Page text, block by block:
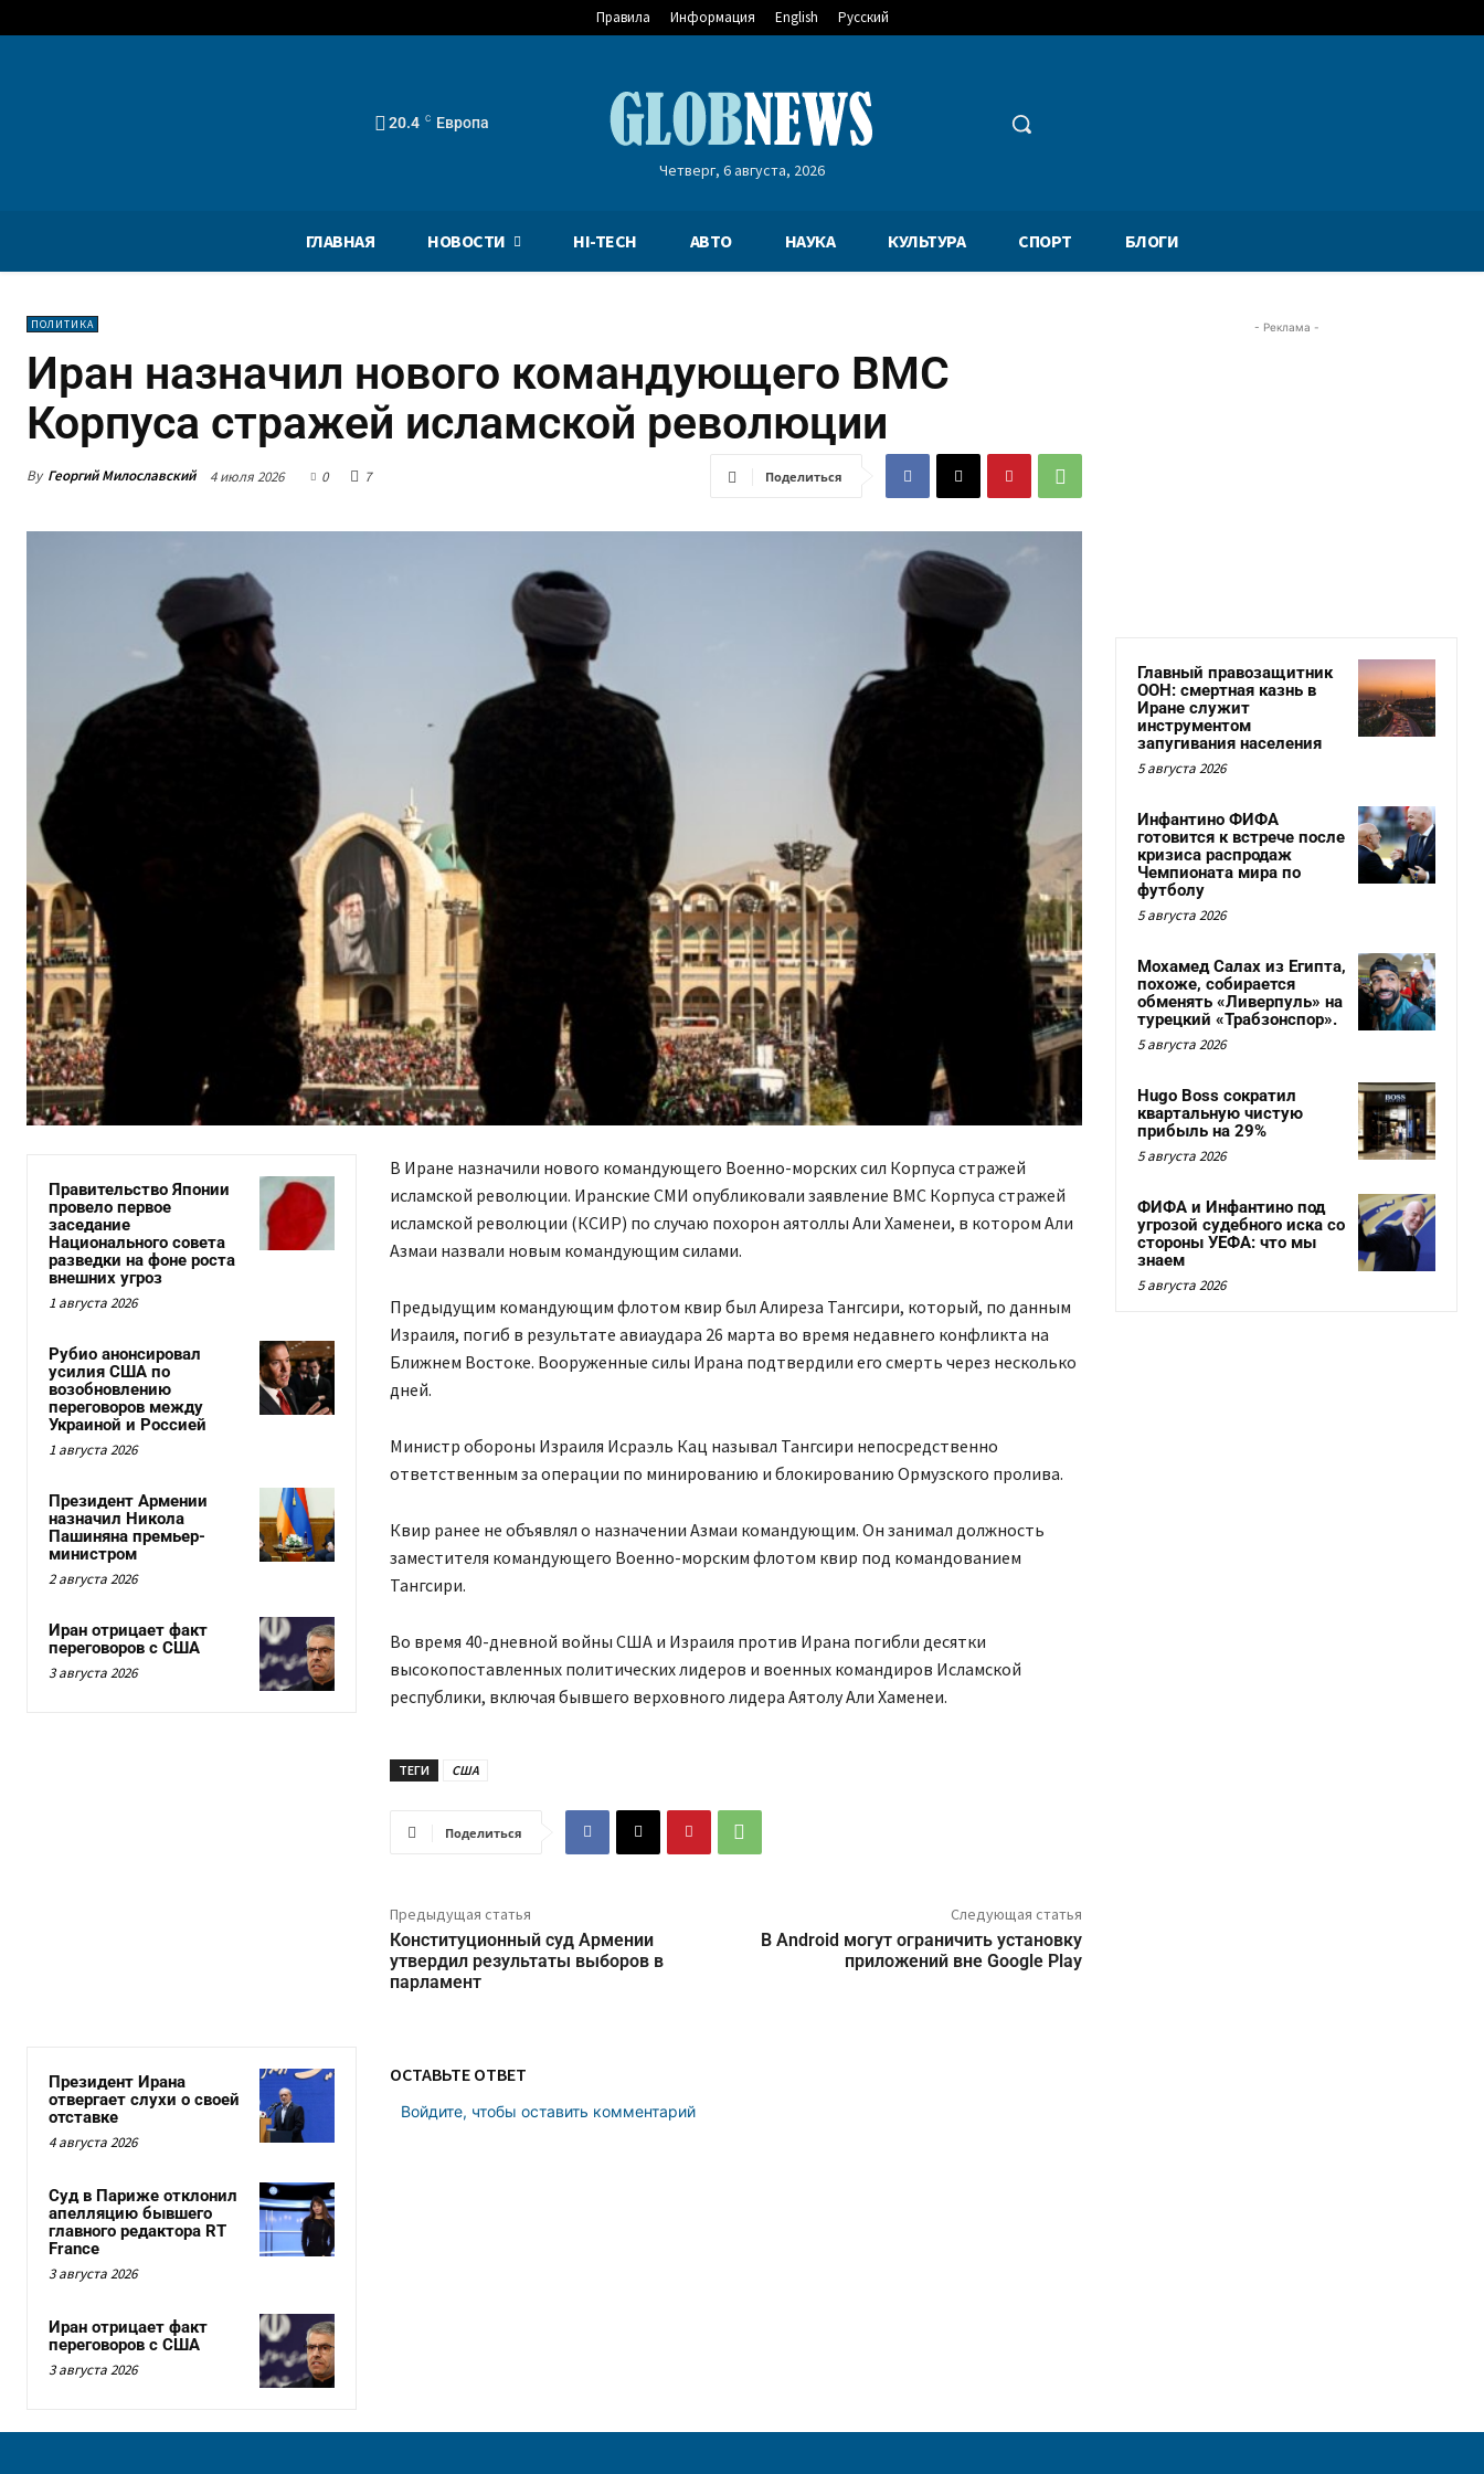
Правила Информация English Русский
20.4 C Европа
Четверг, 6 августа, 2026
ГЛАВНАЯ НОВОСТИ HI-TECH АВТО НАУКА КУЛЬТУРА СПОРТ БЛОГИ
ПОЛИТИКА
Иран назначил нового командующего ВМС
Корпуса стражей исламской революции
By Георгий Милославский 4 июля 2026 0 7 Поделиться
Правительство Японии
провело первое
заседание
Национального совета
разведки на фоне роста
внешних угроз
1 августа 2026
Рубио анонсировал
усилия США по
возобновлению
переговоров между
Украиной и Россией
1 августа 2026
Президент Армении
назначил Никола
Пашиняна премьер-
министром
2 августа 2026
Иран отрицает факт
переговоров с США
3 августа 2026
В Иране назначили нового командующего Военно-морских сил Корпуса стражей
исламской революции. Иранские СМИ опубликовали заявление ВМС Корпуса стражей
исламской революции (КСИР) по случаю похорон аятоллы Али Хаменеи, в котором Али
Азмаи назвали новым командующим силами.
Предыдущим командующим флотом квир был Алиреза Тангсири, который, по данным
Израиля, погиб в результате авиаудара 26 марта во время недавнего конфликта на
Ближнем Востоке. Вооруженные силы Ирана подтвердили его смерть через несколько
дней.
Министр обороны Израиля Исраэль Кац называл Тангсири непосредственно
ответственным за операции по минированию и блокированию Ормузского пролива.
Квир ранее не объявлял о назначении Азмаи командующим. Он занимал должность
заместителя командующего Военно-морским флотом квир под командованием
Тангсири.
Во время 40-дневной войны США и Израиля против Ирана погибли десятки
высокопоставленных политических лидеров и военных командиров Исламской
республики, включая бывшего верховного лидера Аятолу Али Хаменеи.
ТЕГИ США
Поделиться
Предыдущая статья
Конституционный суд Армении
утвердил результаты выборов в
парламент
Следующая статья
В Android могут ограничить установку
приложений вне Google Play
Президент Ирана
отвергает слухи о своей
отставке
4 августа 2026
Суд в Париже отклонил
апелляцию бывшего
главного редактора RT
France
3 августа 2026
Иран отрицает факт
переговоров с США
3 августа 2026
ОСТАВЬТЕ ОТВЕТ
Войдите, чтобы оставить комментарий
- Реклама -
Главный правозащитник
ООН: смертная казнь в
Иране служит
инструментом
запугивания населения
5 августа 2026
Инфантино ФИФА
готовится к встрече после
кризиса распродаж
Чемпионата мира по
футболу
5 августа 2026
Мохамед Салах из Египта,
похоже, собирается
обменять «Ливерпуль» на
турецкий «Трабзонспор».
5 августа 2026
Hugo Boss сократил
квартальную чистую
прибыль на 29%
5 августа 2026
ФИФА и Инфантино под
угрозой судебного иска со
стороны УЕФА: что мы
знаем
5 августа 2026